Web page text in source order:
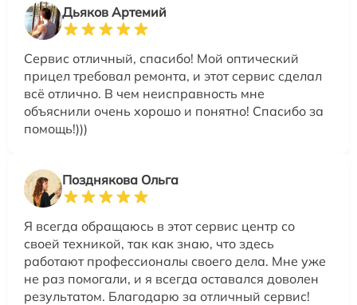
Дьяков Артемий
Сервис отличный, спасибо! Мой оптический
прицел требовал ремонта, и этот сервис сделал
всё отлично. В чем неисправность мне
объяснили очень хорошо и понятно! Спасибо за
помощь!)))
Позднякова Ольга
Я всегда обращаюсь в этот сервис центр со
своей техникой, так как знаю, что здесь
работают профессионалы своего дела. Мне уже
не раз помогали, и я всегда оставался доволен
результатом. Благодарю за отличный сервис!